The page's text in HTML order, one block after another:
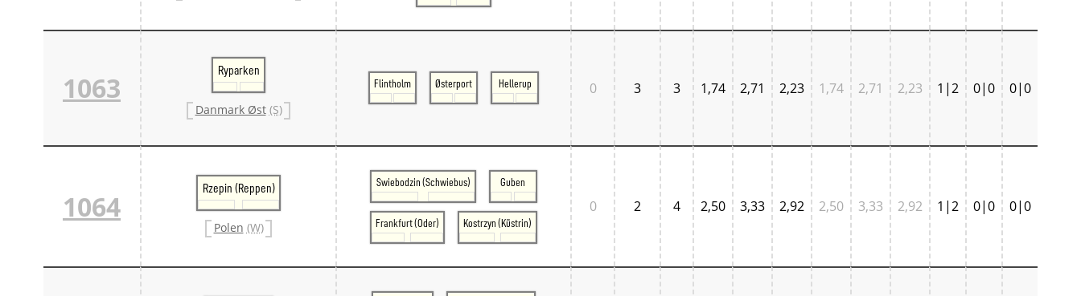
1063
Ryparken
Danmark Øst (S)
Flintholm Østerport Hellerup 0 3 3 1,74 2,71 2,23 1,74 2,71 2,23 1|2 0|0 0|0
1064
Rzepin (Reppen)
Polen (W)
Swiebodzin (Schwiebus) Guben
Frankfurt (Oder) Kostrzyn (Küstrin)
0 2 4 2,50 3,33 2,92 2,50 3,33 2,92 1|2 0|0 0|0